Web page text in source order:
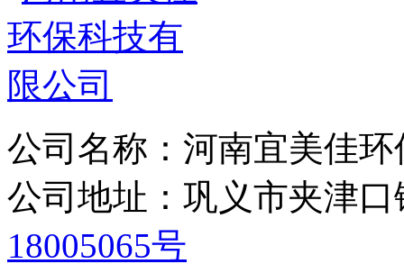
公司名称：河南宜美佳
公司地址：巩义市夹
18005065号